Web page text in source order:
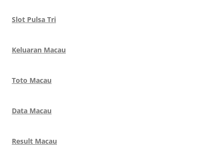
Slot Pulsa Tri
Keluaran Macau
Toto Macau
Data Macau
Result Macau